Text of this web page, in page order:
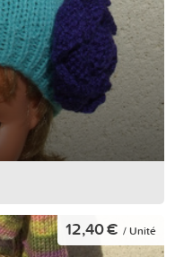
12,40 € / Unité